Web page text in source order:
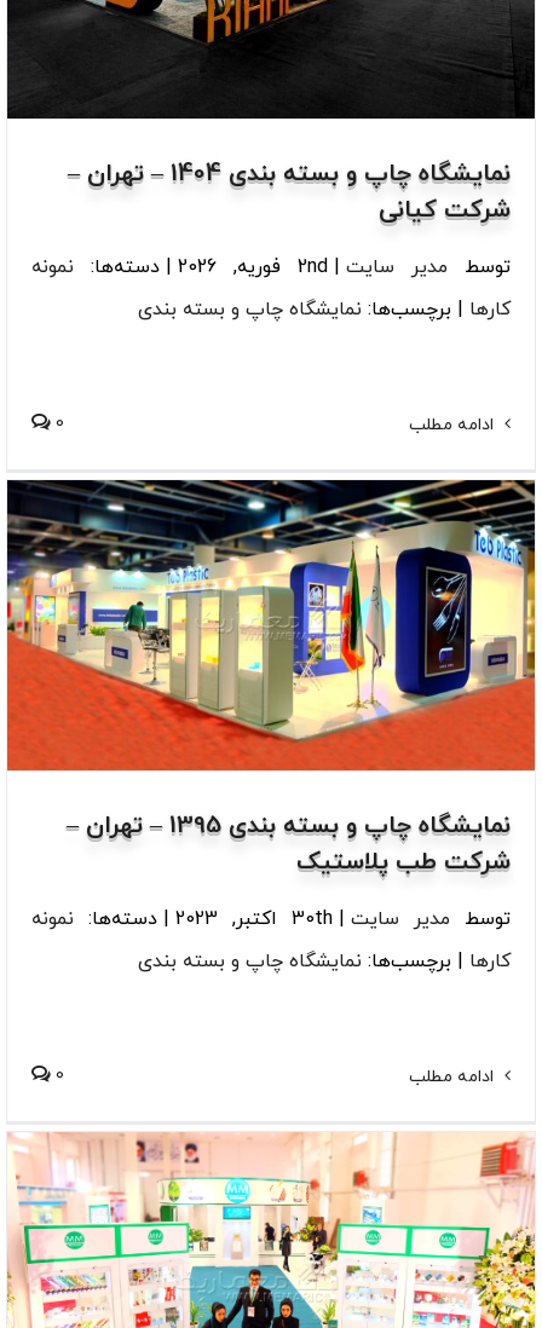
نمایشگاه چاپ و بسته بندی 1404 – تهران –
شرکت کیانی
توسط مدیر سایت | 2nd فوریه, 2026 | دسته‌ها: نمونه
کارها | برچسب‌ها: نمایشگاه چاپ و بسته بندی
ادامه مطلب 0
نمایشگاه چاپ و بسته بندی 1395 – تهران –
شرکت طب پلاستیک
توسط مدیر سایت 30th اکتبر, 2023 دسته‌ها: نمونه
کارها
برچسب‌ها: نمایشگاه چاپ و بسته بندی
ادامه مطلب 0